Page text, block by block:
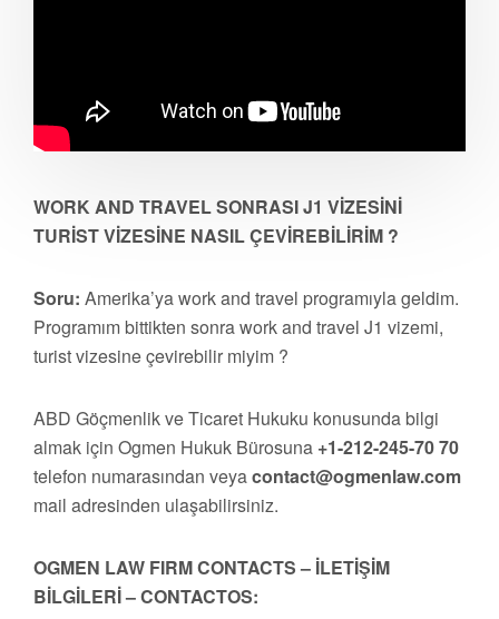
WORK AND TRAVEL SONRASI J1 VİZESİNİ
TURİST VİZESİNE NASIL ÇEVİREBİLİRİM ?
Soru: Amerika’ya work and travel programıyla geldim.
Programım bittikten sonra work and travel J1 vizemi,
turist vizesine çevirebilir miyim ?
ABD Göçmenlik ve Ticaret Hukuku konusunda bilgi
almak için Ogmen Hukuk Bürosuna +1-212-245-70 70
telefon numarasından veyacontact@ogmenlaw.com
mail adresinden ulaşabilirsiniz.
OGMEN LAW FIRM CONTACTS – İLETİŞİM
BİLGİLERİ – CONTACTOS: